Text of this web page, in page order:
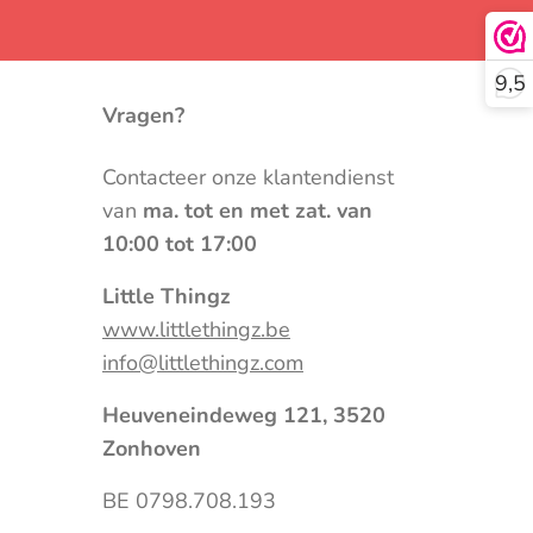
9,5
Vragen?
Contacteer onze klantendienst
van ma. tot en met zat. van
10:00 tot 17:00
Little Thingz
www.littlethingz.be
info@littlethingz.com
Heuveneindeweg 121, 3520
Zonhoven
BE 0798.708.193